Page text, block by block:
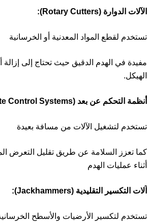
الآلات الدوارة (Rotary Cutters):
تستخدم لقطع المواد المعدنية أو الخرسانية
مفيدة في الهدم الدقيق حيث تحتاج إلى إزالة
الهيكل.
أنظمة التحكم عن بعد (Remote Control Systems):
تستخدم لتشغيل الآلات من مسافة بعيدة
كما تعزز السلامة عن طريق تقليل التعرض
أثناء عمليات الهدم
آلات التكسير التقليدية (Jackhammers):
تستخدم لتكسير الأرضيات والأسطح